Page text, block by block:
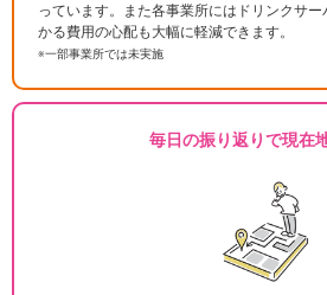
っています。また各事業所にはドリンクサ
かる費用の心配も大幅に軽減できます。
※一部事業所では未実施
毎日の振り返りで現在